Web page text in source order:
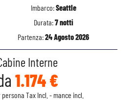
Imbarco:Seattle
Durata:7 notti
Partenza:24 Agosto 2026
Interne
1.174 €
Tax Incl. - mance incl.